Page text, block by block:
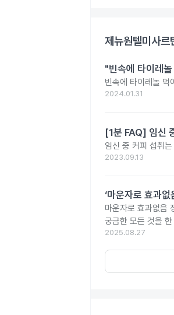
제뉴원텔미사
"빈속에 타이레
빈속에 타이레놀 먹
2024.01.31
[1분 FAQ] 임신
임신 중 커피 섭취
2023.09.13
‘마운자로 효과
마운자로 효과없음
궁금한 모든 것을
2025.08.27